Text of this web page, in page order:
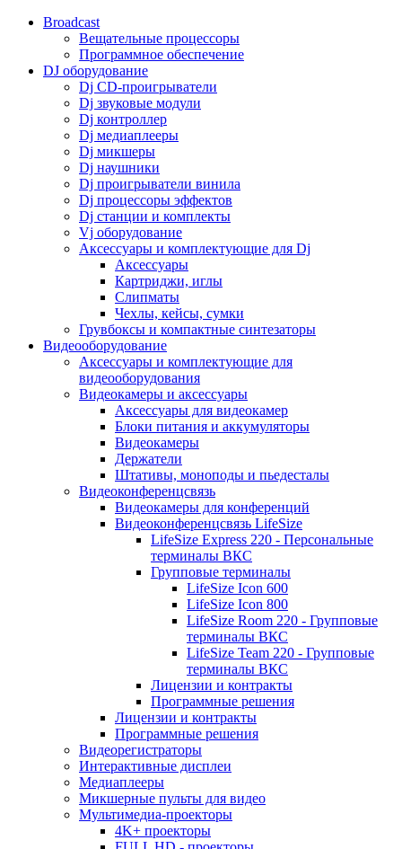
Broadcast
Вещательные процессоры
Программное обеспечение
DJ оборудование
Dj CD-проигрыватели
Dj звуковые модули
Dj контроллер
Dj медиаплееры
Dj микшеры
Dj наушники
Dj проигрыватели винила
Dj процессоры эффектов
Dj станции и комплекты
Vj оборудование
Аксессуары и комплектующие для Dj
Аксессуары
Картриджи, иглы
Слипматы
Чехлы, кейсы, сумки
Грувбоксы и компактные синтезаторы
Видеооборудование
Аксессуары и комплектующие для
видеооборудования
Видеокамеры и аксессуары
Аксессуары для видеокамер
Блоки питания и аккумуляторы
Видеокамеры
Держатели
Штативы, моноподы и пьедесталы
Видеоконференцсвязь
Видеокамеры для конференций
Видеоконференцсвязь LifeSize
LifeSize Express 220 - Персональные
терминалы ВКС
Групповые терминалы
LifeSize Icon 600
LifeSize Icon 800
LifeSize Room 220 - Групповые
терминалы ВКС
LifeSize Team 220 - Групповые
терминалы ВКС
Лицензии и контракты
Программные решения
Лицензии и контракты
Программные решения
Видеорегистраторы
Интерактивные дисплеи
Медиаплееры
Микшерные пульты для видео
Мультимедиа-проекторы
4K+ проекторы